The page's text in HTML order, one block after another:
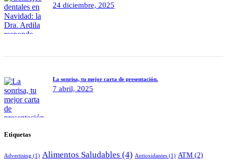
24 diciembre, 2025
La sonrisa, tu mejor carta de presentación.
7 abril, 2025
Etiquetas
Advertising (1) Alimentos Saludables (4) Antioxidantes (1) ATM (2)